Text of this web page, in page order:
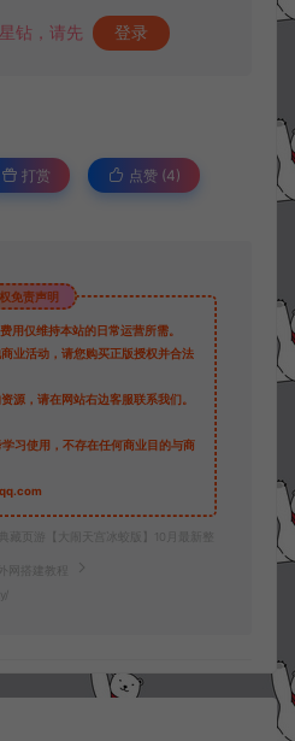
星钻，请先 登录
打赏 点赞 (4)
免责声明
用仅维持本站的日常运营所需。
业活动，请您购买正版授权并合法
源，请在网站右边客服联系我们。
习使用，不存在任何商业目的与商
典藏页游【大闹天宫冰蛟版】10月最新整
网搭建教程